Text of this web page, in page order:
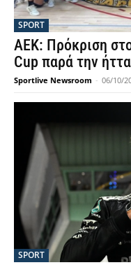
SPORT
ΑΕΚ: Πρόκριση
Cup παρά την
Sportlive Newsroom - 06/10/
SPORT